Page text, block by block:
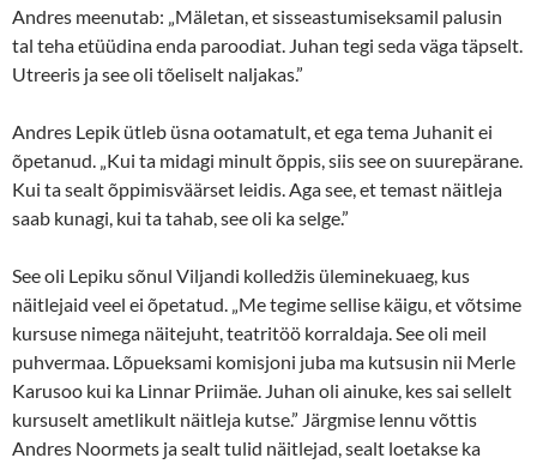
Andres meenutab: „Mäletan, et sisseastumiseksamil palusin
tal teha etüüdina enda paroodiat. Juhan tegi seda väga täpselt.
Utreeris ja see oli tõeliselt naljakas.”
Andres Lepik ütleb üsna ootamatult, et ega tema Juhanit ei
õpetanud. „Kui ta midagi minult õppis, siis see on suurepärane.
Kui ta sealt õppimisväärset leidis. Aga see, et temast näitleja
saab kunagi, kui ta tahab, see oli ka selge.”
See oli Lepiku sõnul Viljandi kolledžis üleminekuaeg, kus
näitlejaid veel ei õpetatud. „Me tegime sellise käigu, et võtsime
kursuse nimega näitejuht, teatritöö korraldaja. See oli meil
puhvermaa. Lõpueksami komisjoni juba ma kutsusin nii Merle
Karusoo kui ka Linnar Priimäe. Juhan oli ainuke, kes sai sellelt
kursuselt ametlikult näitleja kutse.” Järgmise lennu võttis
Andres Noormets ja sealt tulid näitlejad, sealt loetakse ka